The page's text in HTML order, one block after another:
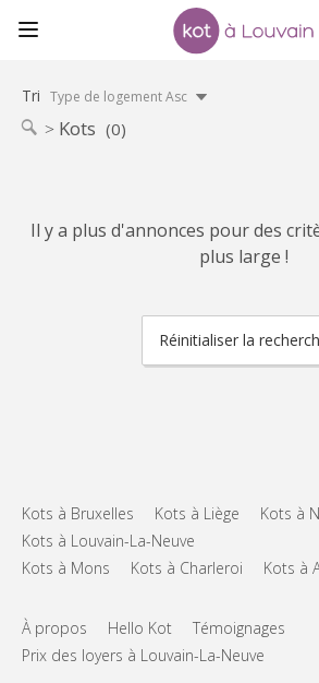
Tri Type de logement Asc
Kots (0)
Il y a plus d'annonces pour des
plus large !
Réinitialiser la
Kots à Bruxelles Kots à Liège
Kots à
Kots à Louvain-La-Neuve
Kots à Mons
Kots à Charleroi Kots à
À propos Hello Kot
Témoignages
Prix des loyers à Louvain-La-Neuve